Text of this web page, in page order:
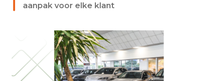
aanpak voor elke klant